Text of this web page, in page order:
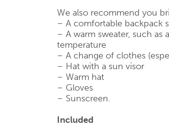
We also recommend you
– A comfortable backpack
– A warm sweater, such as
temperature
– A change of clothes
– Hat with a sun visor
– Warm hat
– Gloves
– Sunscreen.
Included